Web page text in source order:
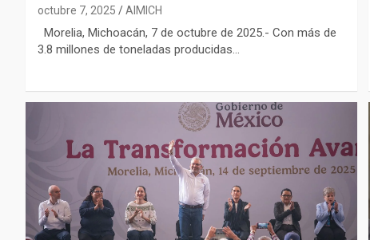
octubre 7, 2025 AIMICH
Morelia, Michoacán, 7 de octubre de 2025.- Con más de
3.8 millones de toneladas producidas…